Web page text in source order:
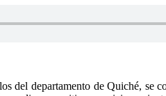
del departamento de Quiché,